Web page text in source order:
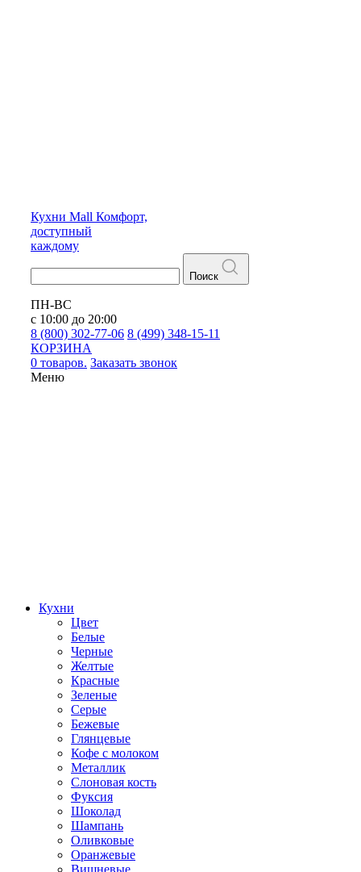
Кухни Mall Комфорт,
доступный
каждому
Поиск
ПН-ВС
с 10:00 до 20:00
8 (800) 302-77-06 8 (499) 348-15-11
КОРЗИНА
0 товаров. Заказать звонок
Меню
Кухни
Цвет
Белые
Черные
Желтые
Красные
Зеленые
Серые
Бежевые
Глянцевые
Кофе с молоком
Металлик
Слоновая кость
Фуксия
Шоколад
Шампань
Оливковые
Оранжевые
Вишневые